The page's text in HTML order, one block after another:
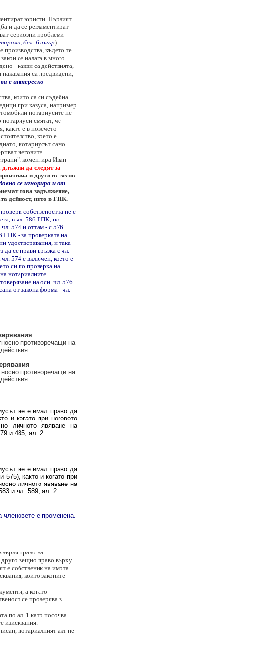
юристи. Първият
и да се регламентират
сериозни проблеми
бел. блогър) .
производства, където те
се налага в много
- какви са действията,
са предвидени,
е интересно
които са си съдебна
при казуса, например
нотариусите не
смятат, че
както е в повечето
което е
нотариусът само
неговите
коментира Иван
длъжни да следят за
и другото тяхно
се игнорира и от
това задължение,
дейност, нито в ГПК.
собствеността не е
в чл. 586 ГПК, но
чл. 574 и оттам - с 576
ГПК - за проверката на
удостверявания, и така
да се прави връзка с чл.
574 е включен, което е
си по проверка на
нотариалните
на осн. чл. 576
от закона форма - чл.
противоречащи на
противоречащи на
не е имал право да
и когато при неговото
личното явяване на
и 485, ал. 2.
не е имал право да
както и когато при
личното явяване на
и чл. 589, ал. 2.
е променена.
право на
друго вещно право върху
е собственик на имота.
които законите
а когато
се проверява в
по ал. 1 като посочва
изисквания.
нотариалният акт не